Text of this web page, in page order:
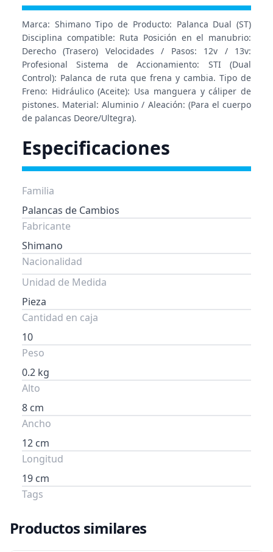
Marca: Shimano Tipo de Producto: Palanca Dual (ST)
Disciplina compatible: Ruta Posición en el manubrio:
Derecho (Trasero) Velocidades / Pasos: 12v / 13v:
Profesional Sistema de Accionamiento: STI (Dual
Control): Palanca de ruta que frena y cambia. Tipo de
Freno: Hidráulico (Aceite): Usa manguera y cáliper de
pistones. Material: Aluminio / Aleación: (Para el cuerpo
de palancas Deore/Ultegra).
Especificaciones
Familia
Palancas de Cambios
Fabricante
Shimano
Nacionalidad
Unidad de Medida
Pieza
Cantidad en caja
10
Peso
0.2 kg
Alto
8 cm
Ancho
12 cm
Longitud
19 cm
Tags
Productos similares